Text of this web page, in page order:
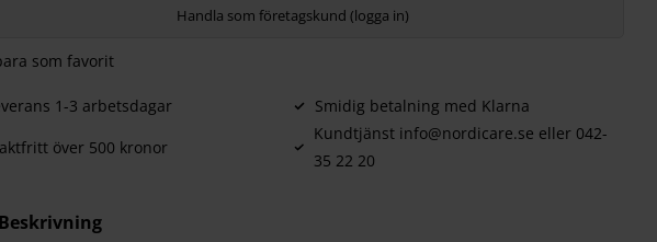
till i favoriter
Handla som företagskund (logga in)
1-3 arbetsdagar
Smidig betalning med Klarna
över 500 kronor
Kundtjänst info@nordicare.se eller 042-
35 22 20
Beskrivning